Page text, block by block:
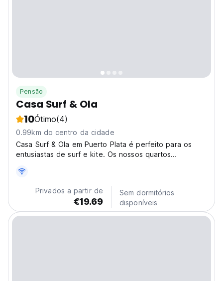
Pensão
Casa Surf & Ola
10Ótimo(4)
0.99km do centro da cidade
Casa Surf & Ola em Puerto Plata é perfeito para os
entusiastas de surf e kite. Os nossos quartos
para casais e viajantes individuais. (Auto-translated
Privados a partir de
€19.69
Sem dormitórios
disponíveis